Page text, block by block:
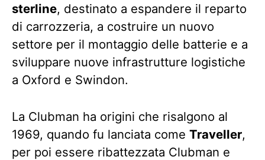
sterline, destinato a espandere il reparto
di carrozzeria, a costruire un nuovo
settore per il montaggio delle batterie e a
sviluppare nuove infrastrutture logistiche
a Oxford e Swindon.
La Clubman ha origini che risalgono al
1969, quando fu lanciata come Traveller,
per poi essere ribattezzata Clubman e